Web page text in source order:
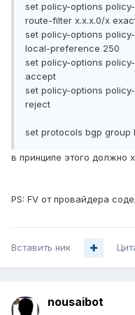
set policy-options
route-filter x.x.x.0/x
set policy-options
local-preference 250
set policy-options
accept
set policy-options
reject
set protocols bgp group
в принципе этого должно
PS: FV от провайдера
Вставить ник
nousaibot